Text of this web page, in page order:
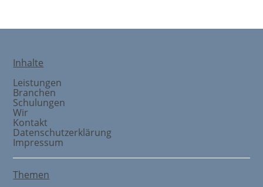
Inhalte
Leistungen
Branchen
Schulungen
Wir
Kontakt
Datenschutzerklärung
Impressum
Themen